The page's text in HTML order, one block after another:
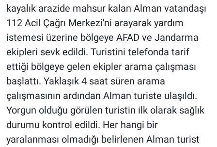
kayalık arazide mahsur kalan Alman vatandaşı
112 Acil Çağrı Merkezi'ni arayarak yardım
istemesi üzerine bölgeye AFAD ve Jandarma
ekipleri sevk edildi. Turistini telefonda tarif
ettiği bölgeye gelen ekipler arama çalışması
başlattı. Yaklaşık 4 saat süren arama
çalışmasının ardından Alman turiste ulaşıldı.
Yorgun olduğu görülen turistin ilk olarak sağlık
durumu kontrol edildi. Her hangi bir
yaralanması olmadığı belirlenen Alman turist